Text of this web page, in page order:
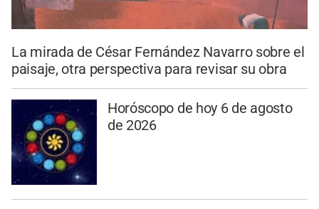
La mirada de César Fernández Navarro sobre el
paisaje, otra perspectiva para revisar su obra
Horóscopo de hoy 6 de agosto
de 2026